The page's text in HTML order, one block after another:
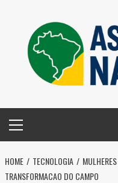
content
Menu
HOME TECNOLOGIA
TRANSFORMACAO DO CAMPO